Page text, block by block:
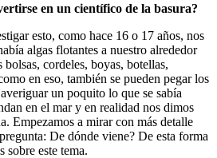
en un científico de la basura?
esto, como hace 16 o 17 años, nos
algas flotantes a nuestro alrededor
cordeles, boyas, botellas,
en eso, también se pueden pegar los
un poquito lo que se sabía
en el mar y en realidad nos dimos
Empezamos a mirar con más detalle
De dónde viene? De esta forma
sobre este tema.